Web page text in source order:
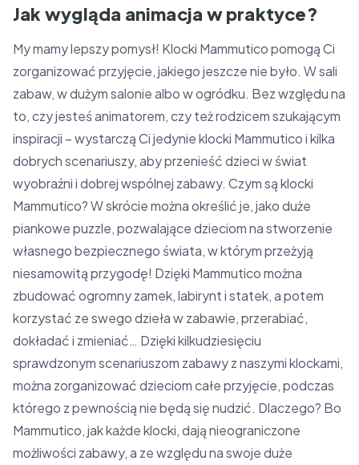
Jak wygląda animacja w praktyce?
My mamy lepszy pomysł! Klocki Mammutico pomogą Ci
zorganizować przyjęcie, jakiego jeszcze nie było. W sali
zabaw, w dużym salonie albo w ogródku. Bez względu na
to, czy jesteś animatorem, czy też rodzicem szukającym
inspiracji – wystarczą Ci jedynie klocki Mammutico i kilka
dobrych scenariuszy, aby przenieść dzieci w świat
wyobraźni i dobrej wspólnej zabawy. Czym są klocki
Mammutico? W skrócie można określić je, jako duże
piankowe puzzle, pozwalające dzieciom na stworzenie
własnego bezpiecznego świata, w którym przeżyją
niesamowitą przygodę! Dzięki Mammutico można
zbudować ogromny zamek, labirynt i statek, a potem
korzystać ze swego dzieła w zabawie, przerabiać,
dokładać i zmieniać… Dzięki kilkudziesięciu
sprawdzonym scenariuszom zabawy z naszymi klockami,
można zorganizować dzieciom całe przyjęcie, podczas
którego z pewnością nie będą się nudzić. Dlaczego? Bo
Mammutico, jak każde klocki, dają nieograniczone
możliwości zabawy, a ze względu na swoje duże